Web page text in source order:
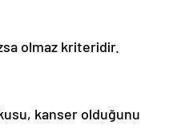
olmaz kriteridir.
kanser olduğunu